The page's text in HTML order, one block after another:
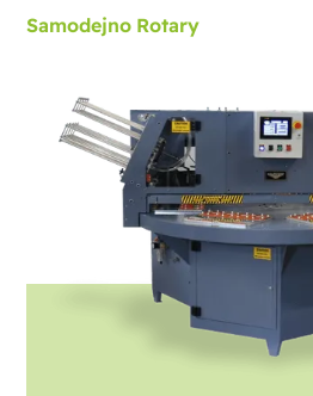
Samodejno Rotary